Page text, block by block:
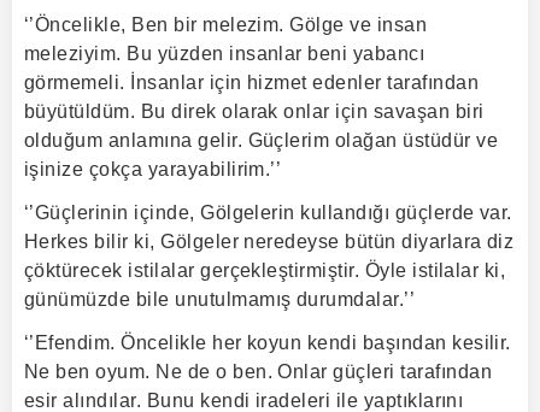
‘’Öncelikle, Ben bir melezim. Gölge ve insan
meleziyim. Bu yüzden insanlar beni yabancı
görmemeli. İnsanlar için hizmet edenler tarafından
büyütüldüm. Bu direk olarak onlar için savaşan biri
olduğum anlamına gelir. Güçlerim olağan üstüdür ve
işinize çokça yarayabilirim.’’
‘’Güçlerinin içinde, Gölgelerin kullandığı güçlerde var.
Herkes bilir ki, Gölgeler neredeyse bütün diyarlara diz
çöktürecek istilalar gerçekleştirmiştir. Öyle istilalar ki,
günümüzde bile unutulmamış durumdalar.’’
‘’Efendim. Öncelikle her koyun kendi başından kesilir.
Ne ben oyum. Ne de o ben. Onlar güçleri tarafından
esir alındılar. Bunu kendi iradeleri ile yaptıklarını